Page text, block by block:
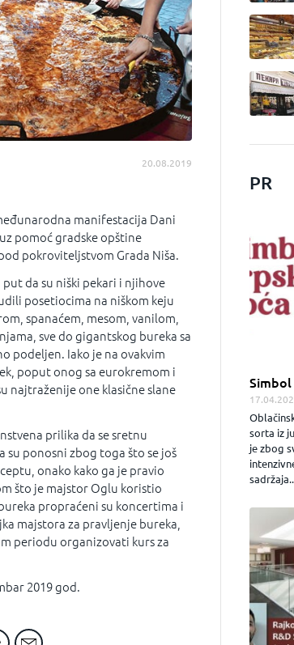
20.08.2019
manifestacija Dani
pomoć gradske opštine
pokroviteljstvom Grada Niša.
da su niški pekari i njihove
posetiocima na niškom keju
spanaćem, mesom, vanilom,
sve do gigantskog bureka sa
podeljen. Iako je na ovakvim
poput onog sa eurokremom i
najtraženije one klasične slane
prilika da se sretnu
su ponosni zbog toga što se još
onako kako ga je pravio
što je majstor Oglu koristio
propraćeni su koncertima i
majstora za pravljenje bureka,
periodu organizovati kurs za
2019 god.
PR
Simbol
sorta iz
je zbog